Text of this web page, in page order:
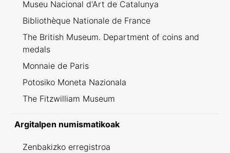
Museu Nacional d'Art de Catalunya
Bibliothèque Nationale de France
The British Museum. Department of coins and
medals
Monnaie de Paris
Potosiko Moneta Nazionala
The Fitzwilliam Museum
Argitalpen numismatikoak
Zenbakizko erregistroa